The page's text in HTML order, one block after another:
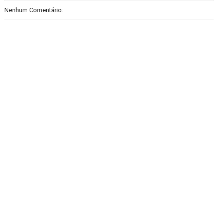
Nenhum Comentário: